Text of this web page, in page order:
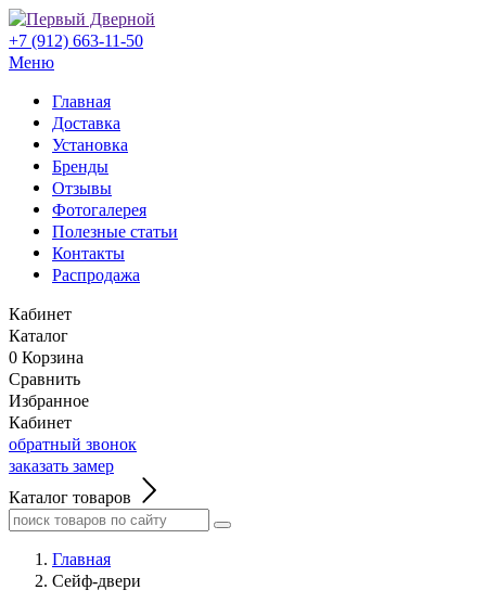
+7 (912) 663-11-50
Меню
Главная
Доставка
Установка
Бренды
Отзывы
Фотогалерея
Полезные статьи
Контакты
Распродажа
Кабинет
Каталог
0 Корзина
Сравнить
Избранное
Кабинет
обратный звонок
заказать замер
Каталог товаров
Главная
Сейф-двери